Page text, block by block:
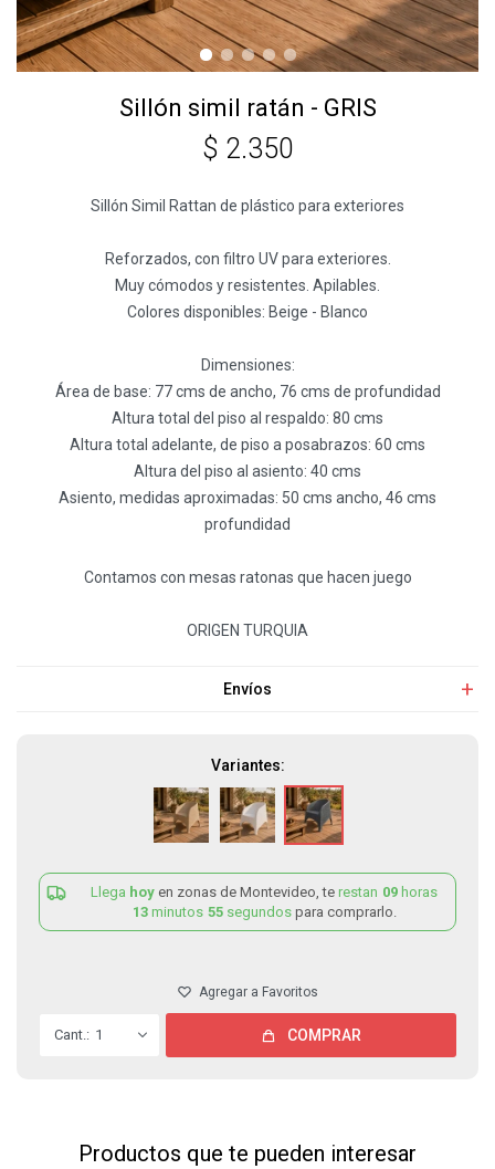
Sillón simil ratán - GRIS
$ 2.350
Sillón Simil Rattan de plástico para exteriores
Reforzados, con filtro UV para exteriores.
Muy cómodos y resistentes. Apilables.
Colores disponibles: Beige - Blanco
Dimensiones:
Área de base: 77 cms de ancho, 76 cms de profundidad
Altura total del piso al respaldo: 80 cms
Altura total adelante, de piso a posabrazos: 60 cms
Altura del piso al asiento: 40 cms
Asiento, medidas aproximadas: 50 cms ancho, 46 cms
profundidad
Contamos con mesas ratonas que hacen juego
ORIGEN TURQUIA
Envíos
Variantes:
Llega hoy en zonas de Montevideo, te restan 09 horas
13 minutos 55 segundos para comprarlo.
1 COMPRAR
Productos que te pueden interesar